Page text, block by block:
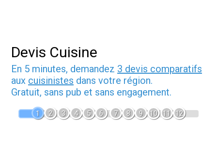
Devis Cuisine
En 5 minutes, demandez 3 devis comparatifs
aux cuisinistes dans votre région.
Gratuit, sans pub et sans engagement.
1 2 3 4 5 6 7 8 9 10 11 12